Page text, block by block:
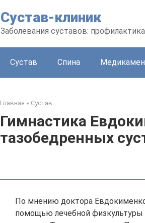
Сустав-клиник
Заболевания суставов:
Сустав Спина
Главная » Сустав
Гимнастика
тазобедренных
По мнению доктора
помощью лечебной